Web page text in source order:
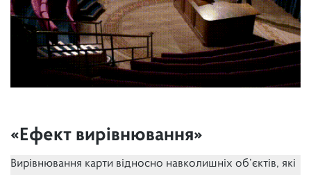
«Ефект вирівнювання»
Вирівнювання карти відносно навколишніх об’єктів, які